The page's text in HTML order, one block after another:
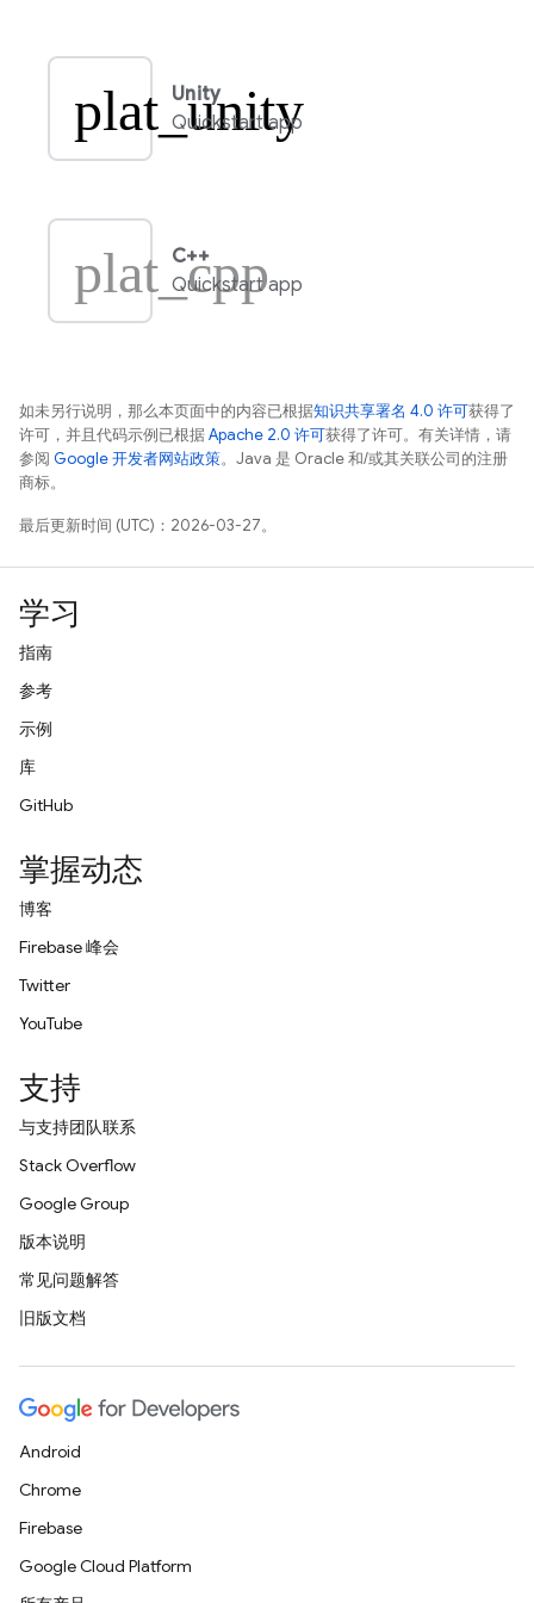
plat_unity
Unity
Quickstart app
plat_cpp
C++
Quickstart app
如未另行说明，那么本页面中的内容已根据知识共享署名 4.0 许可获得了
许可，并且代码示例已根据Apache 2.0 许可获得了许可。有关详情，请
参阅 Google 开发者网站政策。Java 是 Oracle 和/或其关联公司的注册
商标。
最后更新时间 (UTC)：2026-03-27。
学习
指南
参考
示例
库
GitHub
掌握动态
博客
Firebase 峰会
Twitter
YouTube
支持
与支持团队联系
Stack Overflow
Google Group
版本说明
常见问题解答
旧版文档
Android
Chrome
Firebase
Google Cloud Platform